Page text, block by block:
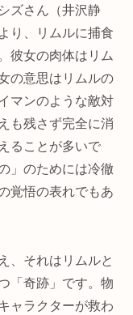
ズさん（井沢静
り、リムルに捕食
彼女の肉体はリム
の意思はリムルの
マンのような敵対
も残さず完全に消
ることが多いで
」のためには冷徹
覚悟の表れでもあ
、それはリムルと
「奇跡」です。物
ャラクターが救わ